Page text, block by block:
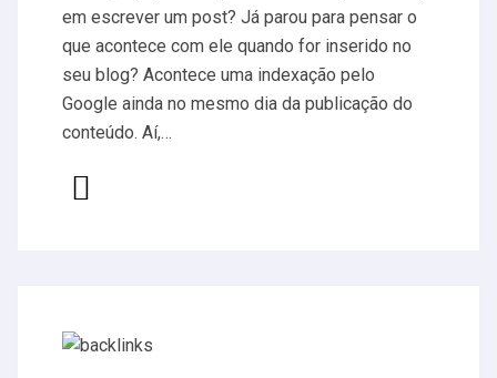
em escrever um post? Já parou para pensar o
que acontece com ele quando for inserido no
seu blog? Acontece uma indexação pelo
Google ainda no mesmo dia da publicação do
conteúdo. Aí,…